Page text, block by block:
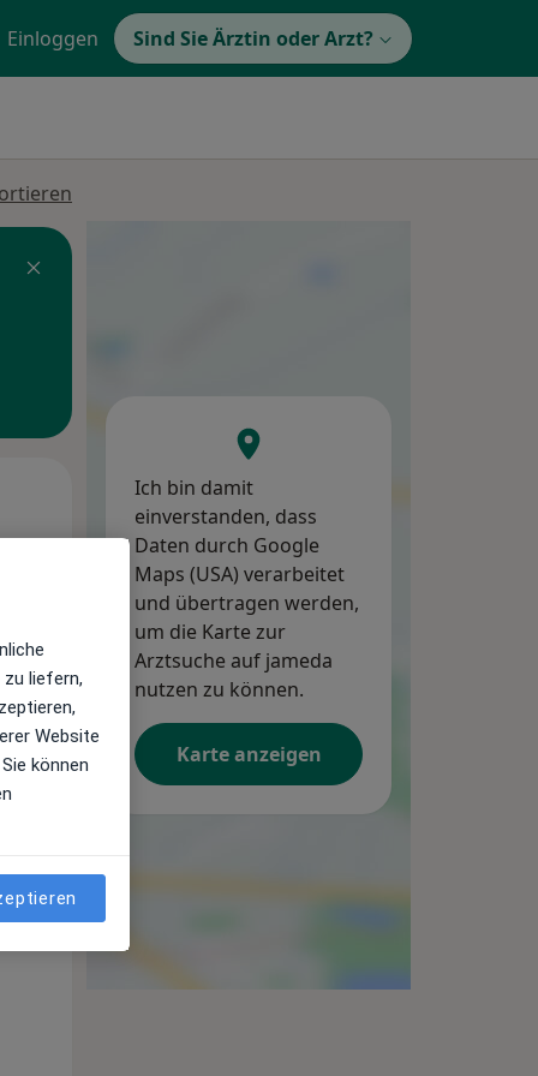
Einloggen Sind Sie Ärztin oder Arzt?
Mi,
12 Aug 13 Aug
Di,
Ich bin damit
einverstanden, dass
Daten durch Google
Maps (USA) verarbeitet
und übertragen werden,
um die Karte zur
Arztsuche auf jameda
nutzen zu können.
Karte anzeigen
liefern,
Website
können